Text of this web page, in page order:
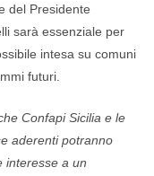
del Presidente
sarà essenziale per
intesa su comuni
futuri.
Confapi Sicilia e le
aderenti potranno
interesse a un